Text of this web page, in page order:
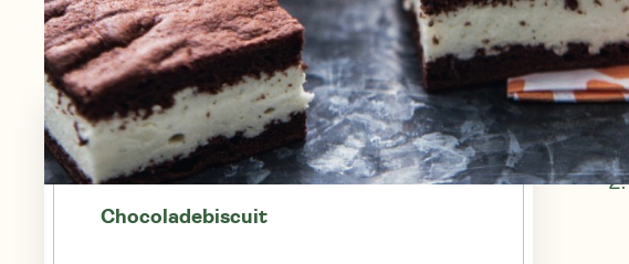
INGREDIËNTEN VOOR 10 STUKS:
Chocoladebiscuit